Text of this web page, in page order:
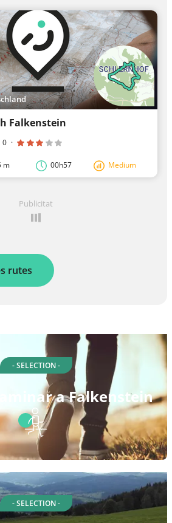
Falkenstein
0 ·
m 00h57 Medium
Publicitat
rutes
- SELECTION -
a Falkenstein
- SELECTION -